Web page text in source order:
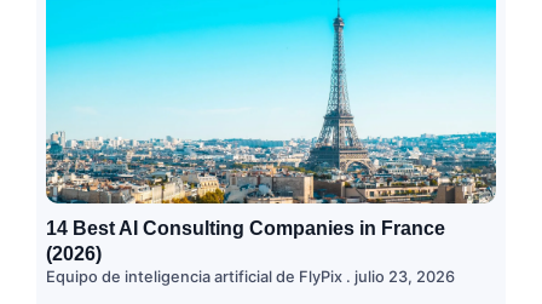
14 Best AI Consulting Companies in France
(2026)
Equipo de inteligencia artificial de FlyPix julio 23, 2026